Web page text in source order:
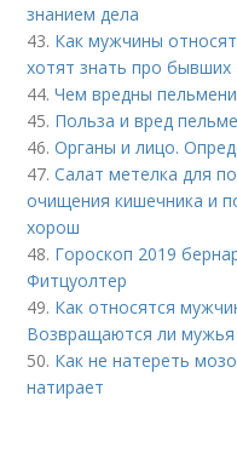
знанием дела
43. Как мужчины
хотят знать про бывших
44.Чем вредны
45. Польза и вред
46.Органы и лицо.
47.Салат метелка для
очищения кишечника и
хорош
48. Гороскоп 2019
Фитцуолтер
49. Как относятся
Возвращаются ли
50. Как не натереть
натирает